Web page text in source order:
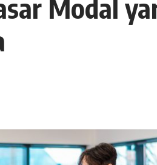
Modal